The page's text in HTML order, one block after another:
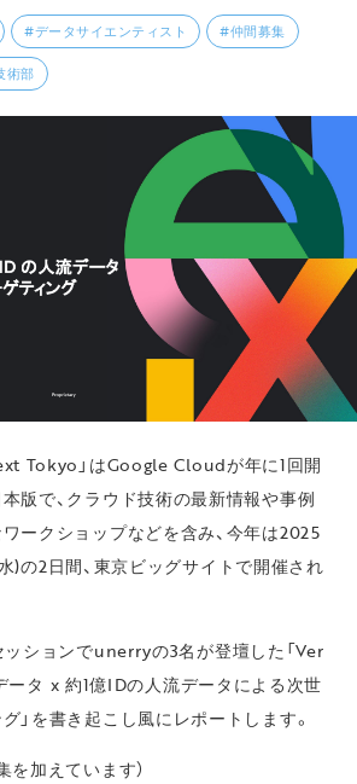
#データサイエンティスト #仲間募集
術部
Tokyo」はGoogle Cloudが年に1回開
版で、クラウド技術の最新情報や事例
ークショップなどを含み、今年は2025
)の2日間、東京ビッグサイトで開催され
ションでunerryの3名が登壇した「Ver
ータ x 約1億IDの人流データによる次世
」を書き起こし風にレポートします。
を加えています）